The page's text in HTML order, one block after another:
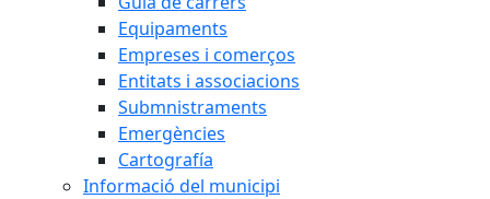
Equipaments
Empreses i comerços
Entitats i associacions
Submnistraments
Emergències
Cartografía
Informació del municipi